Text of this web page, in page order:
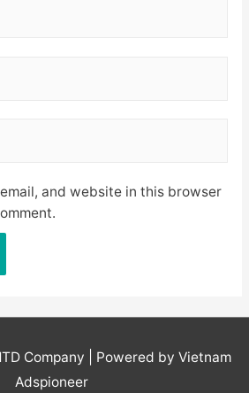
and website in this browser
Company | Powered by Vietnam
Adspioneer